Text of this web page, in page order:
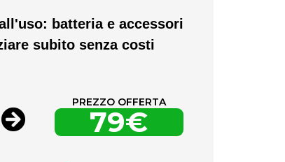
batteria e accessori
subito senza costi
PREZZO OFFERTA
79€